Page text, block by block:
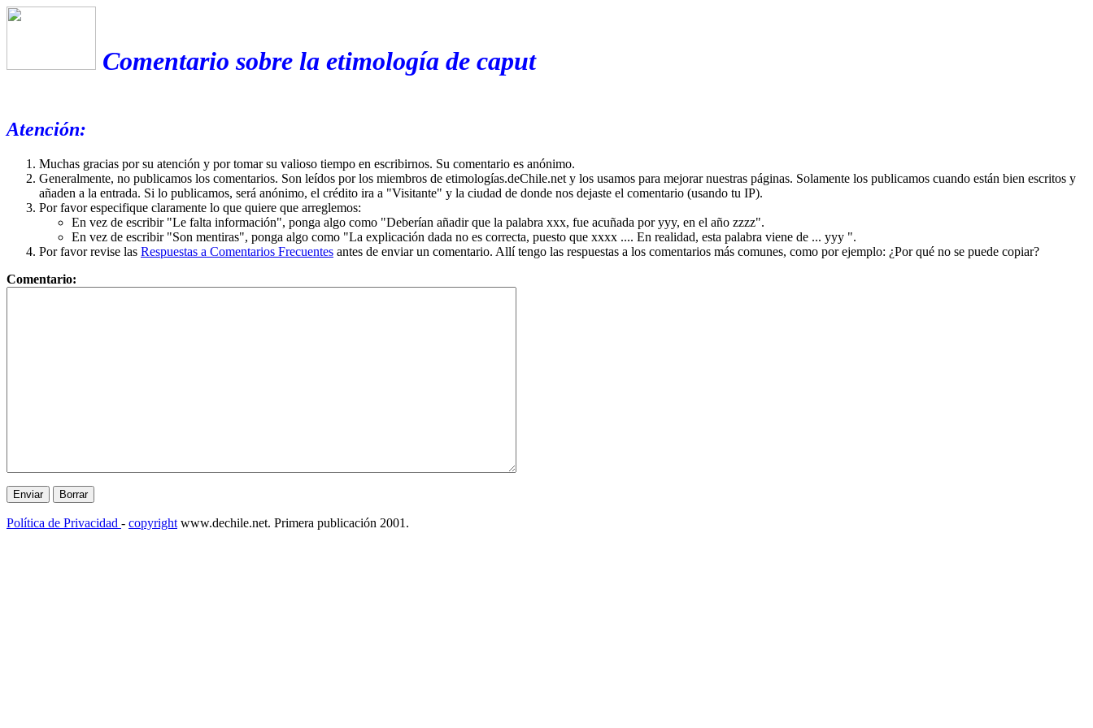
Comentario sobre la etimología de caput
Atención:
Muchas gracias por su atención y por tomar su valioso tiempo en escribirnos. Su comentario es anónimo.
Generalmente, no publicamos los comentarios. Son leídos por los miembros de etimologías.deChile.net y los usamos para mejorar nuestras páginas. Solamente los publicamos cuando están bien escritos y
añaden a la entrada. Si lo publicamos, será anónimo, el crédito ira a "Visitante" y la ciudad de donde nos dejaste el comentario (usando tu IP).
Por favor especifique claramente lo que quiere que arreglemos:
En vez de escribir "Le falta información", ponga algo como "Deberían añadir que la palabra xxx, fue acuñada por yyy, en el año zzzz".
En vez de escribir "Son mentiras", ponga algo como "La explicación dada no es correcta, puesto que xxxx .... En realidad, esta palabra viene de ... yyy ".
Por favor revise las Respuestas a Comentarios Frecuentes antes de enviar un comentario. Allí tengo las respuestas a los comentarios más comunes, como por ejemplo: ¿Por qué no se puede copiar?
Comentario:
Política de Privacidad - copyright www.dechile.net. Primera publicación 2001.